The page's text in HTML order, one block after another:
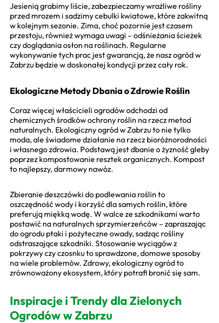
Jesienią grabimy liście, zabezpieczamy wrażliwe rośliny
przed mrozem i sadzimy cebulki kwiatowe, które zakwitną
w kolejnym sezonie. Zima, choć pozornie jest czasem
przestoju, również wymaga uwagi – odśnieżania ścieżek
czy doglądania osłon na roślinach. Regularne
wykonywanie tych prac jest gwarancją, że nasz ogród w
Zabrzu będzie w doskonałej kondycji przez cały rok.
Ekologiczne Metody Dbania o Zdrowie Roślin
Coraz więcej właścicieli ogrodów odchodzi od
chemicznych środków ochrony roślin na rzecz metod
naturalnych. Ekologiczny ogród w Zabrzu to nie tylko
moda, ale świadome działanie na rzecz bioróżnorodności
i własnego zdrowia. Podstawą jest dbanie o żyzność gleby
poprzez kompostowanie resztek organicznych. Kompost
to najlepszy, darmowy nawóz.
Zbieranie deszczówki do podlewania roślin to
oszczędność wody i korzyść dla samych roślin, które
preferują miękką wodę. W walce ze szkodnikami warto
postawić na naturalnych sprzymierzeńców – zapraszając
do ogrodu ptaki i pożyteczne owady, sadząc rośliny
odstraszające szkodniki. Stosowanie wyciągów z
pokrzywy czy czosnku to sprawdzone, domowe sposoby
na wiele problemów. Zdrowy, ekologiczny ogród to
zrównoważony ekosystem, który potrafi bronić się sam.
Inspiracje i Trendy dla Zielonych
Ogrodów w Zabrzu